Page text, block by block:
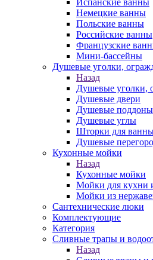
Испанские ванны
Немецкие ванны
Польские ванны
Российские ванны
Французские
Мини-бассейны
Душевые уголки,
Назад
Душевые уголки,
Душевые двери
Душевые поддоны
Душевые углы
Шторки для
Душевые
Кухонные мойки
Назад
Кухонные мойки
Мойки для кухни
Мойки из
Сантехнические люки
Комплектующие
Категория
Cливные трапы и
Назад